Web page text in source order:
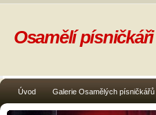
Úvod Galerie Osamělých písničkářů
Osamělí písničkáři